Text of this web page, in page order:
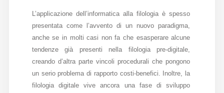
Seminario
Norme
Diffusione
L’applicazione dell’informatica alla filologia è spesso
presentata come l’avvento di un nuovo paradigma,
anche se in molti casi non fa che esasperare alcune
tendenze già presenti nella filologia pre-digitale,
creando d’altra parte vincoli procedurali che pongono
un serio problema di rapporto costi-benefici. Inoltre, la
filologia digitale vive ancora una fase di sviluppo